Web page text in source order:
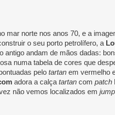
mar norte nos anos 70, e a
o seu porto petrolífero, a
antigo andam de mãos dadas:
numa tabela de cores que
pelo tartan em vermelho
adora a calça tartan com patch
não vemos localizados em